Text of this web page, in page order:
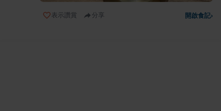
表示讚賞 分享 開啟食記›